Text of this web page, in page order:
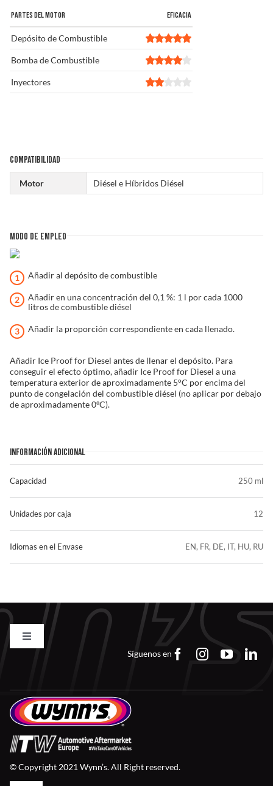
PARTES DEL MOTOR EFICACIA
Depósito de Combustible
Bomba de Combustible
Inyectores
COMPATIBILIDAD
Motor Diésel e Híbridos Diésel
MODO DE EMPLEO
Añadir al depósito de combustible
Añadir en una concentración del 0,1 %: 1 l por cada 1000
litros de combustible diésel
Añadir la proporción correspondiente en cada llenado.
Añadir Ice Proof for Diesel antes de llenar el depósito. Para
conseguir el efecto óptimo, añadir Ice Proof for Diesel a una
temperatura exterior de aproximadamente 5°C por encima del
punto de congelación del combustible diésel (no aplicar por debajo
de aproximadamente 0ºC).
INFORMACIÓN ADICIONAL
Capacidad
Unidades por caja
Idiomas en el Envase
250 ml
12
EN, FR, DE, IT, HU, RU
Toggle
FAQs
Trabaja con Nosotros
Síguenos en
© Copyright 2021 Wynn’s. All Right reserved.